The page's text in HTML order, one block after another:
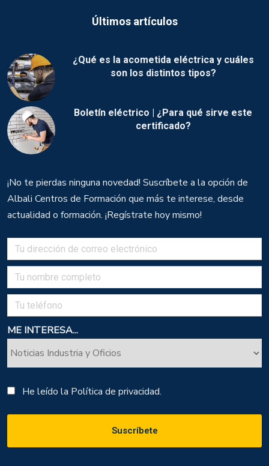
Últimos artículos
¿Qué es la acometida eléctrica y cuáles
son los distintos tipos?
Boletín eléctrico | ¿Para qué sirve este
certificado?
¡No te pierdas ninguna novedad! Suscríbete a la opción de
Albali Centros de Formación que más te interese, desde
actualidad o formación. ¡Regístrate hoy mismo!
ME INTERESA...
He leído la Política de privacidad.